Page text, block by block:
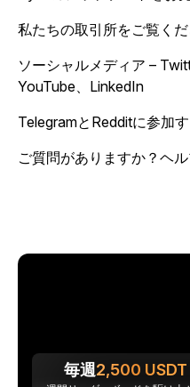
私たちの取引所をご覧く
ソーシャルメディア –
YouTube、LinkedIn
TelegramとRedditに参加
ご質問がありますか？ヘ
毎週2,500 USDT